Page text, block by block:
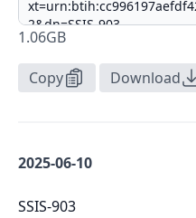
1.06GB
Copy Download
2025-06-10
SSIS-903